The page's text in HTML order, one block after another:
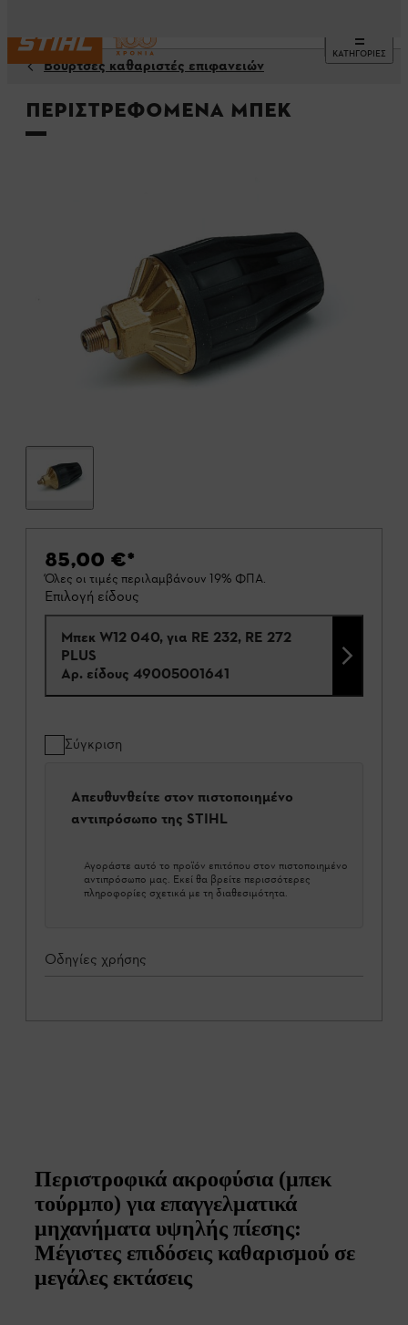
ΚΑΤΗΓΟΡΙΕΣ
Βούρτσες καθαριστές επιφανειών
Περιστρεφόμενα μπεκ
85,00 €*
Όλες οι τιμές περιλαμβάνουν 19% ΦΠΑ.
Επιλογή είδους
Μπεκ W12 040, για RE 232, RE 272
PLUS
Αρ. είδους 49005001641
Σύγκριση
Απευθυνθείτε στον πιστοποιημένο
αντιπρόσωπο της STIHL
Αγοράστε αυτό το προϊόν επιτόπου στον πιστοποιημένο
αντιπρόσωπο μας. Εκεί θα βρείτε περισσότερες
πληροφορίες σχετικά με τη διαθεσιμότητα.
Οδηγίες χρήσης
Περιστροφικά ακροφύσια (μπεκ
τούρμπο) για επαγγελματικά
μηχανήματα υψηλής πίεσης:
Μέγιστες επιδόσεις καθαρισμού σε
μεγάλες εκτάσεις